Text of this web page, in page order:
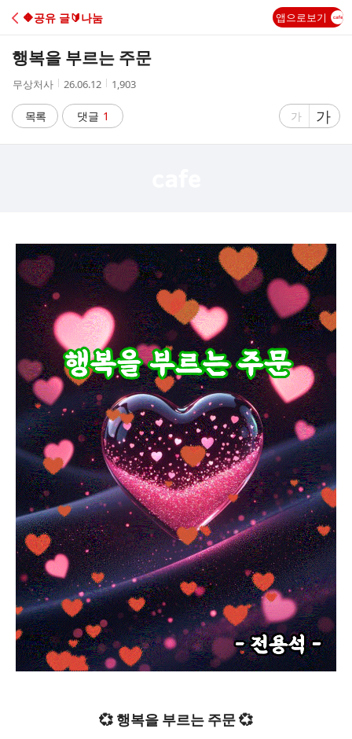
C
A
🔶️공유 글🔰나눔 앱으로보기
행복을 부르는 주문
작
자
무상처사
작
시
간
26.06.12
조
수
1,903
목록 댓글 1
글
가
글
자
가
💞 행복을 부르는 주문 💞